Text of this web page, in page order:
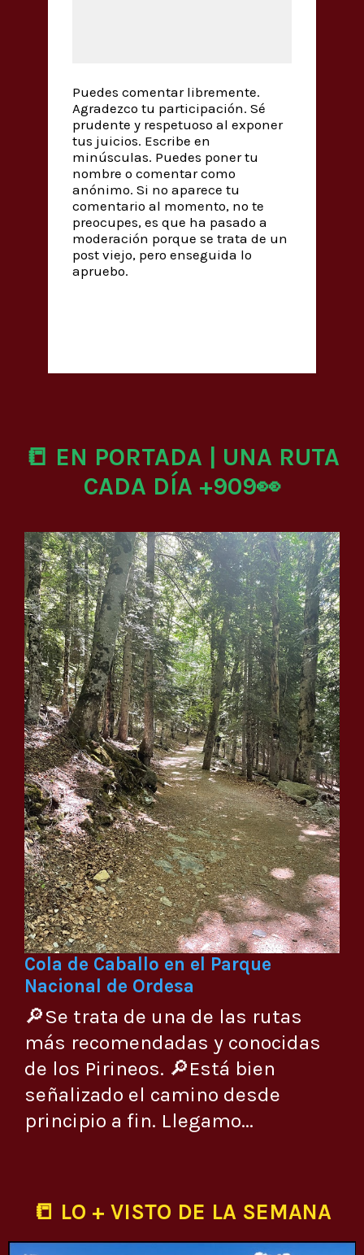
Puedes comentar libremente.
Agradezco tu participación. Sé
prudente y respetuoso al exponer
tus juicios. Escribe en
minúsculas. Puedes poner tu
nombre o comentar como
anónimo. Si no aparece tu
comentario al momento, no te
preocupes, es que ha pasado a
moderación porque se trata de un
post viejo, pero enseguida lo
apruebo.
📒 EN PORTADA | UNA RUTA
CADA DÍA +909👀
Cola de Caballo en el Parque
Nacional de Ordesa
🔎Se trata de una de las rutas
más recomendadas y conocidas
de los Pirineos. 🔎Está bien
señalizado el camino desde
principio a fin. Llegamo...
📒 LO + VISTO DE LA SEMANA